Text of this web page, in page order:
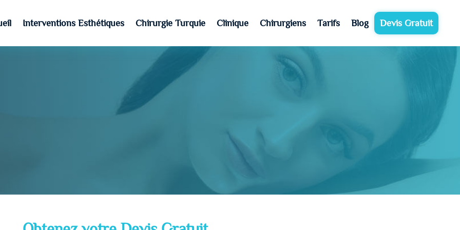
Interventions Esthétiques Chirurgie Turquie Clinique Chirurgiens Tarifs Blog Devis Gratuit